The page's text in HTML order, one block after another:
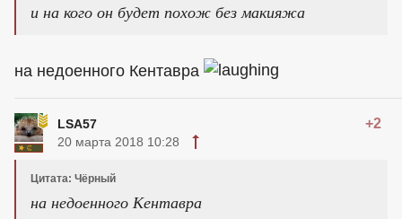
и на кого он будет похож без макияжа
на недоенного Кентавра
LSA57 +2
20 марта 2018 10:28
Цитата: Чёрный
на недоенного Кентавра